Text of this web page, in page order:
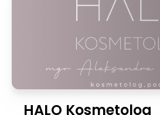
HALO Kosmetolog